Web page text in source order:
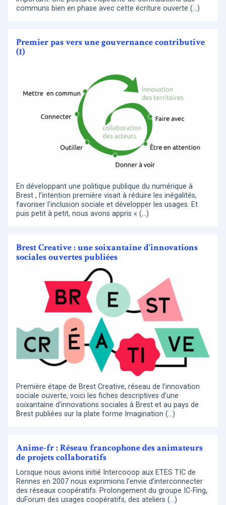
communs bien en phase avec cette écriture ouverte (…)
Premier pas vers une gouvernance contributive
(1)
En développant une politique publique du numérique à
Brest , l’intention première visait à réduire les inégalités,
favoriser l’inclusion sociale et développer les usages. Et
puis petit à petit, nous avons appris « (…)
Brest Creative : une soixantaine d’innovations
sociales ouvertes publiées
Première étape de Brest Creative, réseau de l’innovation
sociale ouverte, voici les fiches descriptives d’une
soixantaine d’innovations sociales à Brest et au pays de
Brest publiées sur la plate forme Imagination (…)
Anime-fr : Réseau francophone des animateurs
de projets collaboratifs
Lorsque nous avions initié Intercooop aux ETES TIC de
Rennes en 2007 nous exprimions l’envie d’interconnecter
des réseaux coopératifs. Prolongement du groupe IC-Fing,
duForum des usages coopératifs, des ateliers (…)